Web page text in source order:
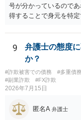
号が分かっているので
得することで身元を特
ろです。 LINEについて
りますが、携帯電話の
を特定した後は、返金
本的に贈与に該当する
当方に返金の理屈があ
た金額について、裏付
からスタートすること
ことの立証は簡単では
9
弁護士の態度
か？
#詐欺被害での債務 #多重債務
#副業詐欺
#FX詐欺
2026年7月15日
匿名A 弁護士